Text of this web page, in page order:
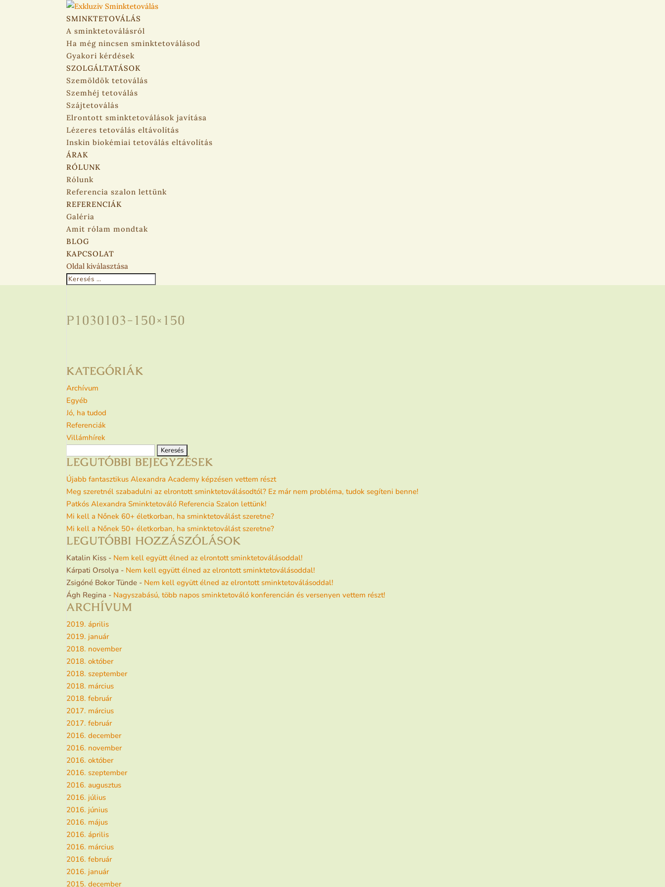
SMINKTETOVÁLÁS
A sminktetoválásról
Ha még nincsen sminktetoválásod
Gyakori kérdések
SZOLGÁLTATÁSOK
Szemöldök tetoválás
Szemhéj tetoválás
Szájtetoválás
Elrontott sminktetoválások javítása
Lézeres tetoválás eltávolítás
Inskin biokémiai tetoválás eltávolítás
ÁRAK
RÓLUNK
Rólunk
Referencia szalon lettünk
REFERENCIÁK
Galéria
Amit rólam mondtak
BLOG
KAPCSOLAT
Oldal kiválasztása
P1030103-150×150
KATEGÓRIÁK
Archívum
Egyéb
Jó, ha tudod
Referenciák
Villámhírek
LEGUTÓBBI BEJEGYZÉSEK
Újabb fantasztikus Alexandra Academy képzésen vettem részt
Meg szeretnél szabadulni az elrontott sminktetoválásodtól? Ez már nem probléma, tudok segíteni benne!
Patkós Alexandra Sminktetováló Referencia Szalon lettünk!
Mi kell a Nőnek 60+ életkorban, ha sminktetoválást szeretne?
Mi kell a Nőnek 50+ életkorban, ha sminktetoválást szeretne?
LEGUTÓBBI HOZZÁSZÓLÁSOK
Katalin Kiss - Nem kell együtt élned az elrontott sminktetoválásoddal!
Kárpati Orsolya - Nem kell együtt élned az elrontott sminktetoválásoddal!
Zsigóné Bokor Tünde - Nem kell együtt élned az elrontott sminktetoválásoddal!
Ágh Regina - Nagyszabású, több napos sminktetováló konferencián és versenyen vettem részt!
ARCHÍVUM
2019. április
2019. január
2018. november
2018. október
2018. szeptember
2018. március
2018. február
2017. március
2017. február
2016. december
2016. november
2016. október
2016. szeptember
2016. augusztus
2016. július
2016. június
2016. május
2016. április
2016. március
2016. február
2016. január
2015. december